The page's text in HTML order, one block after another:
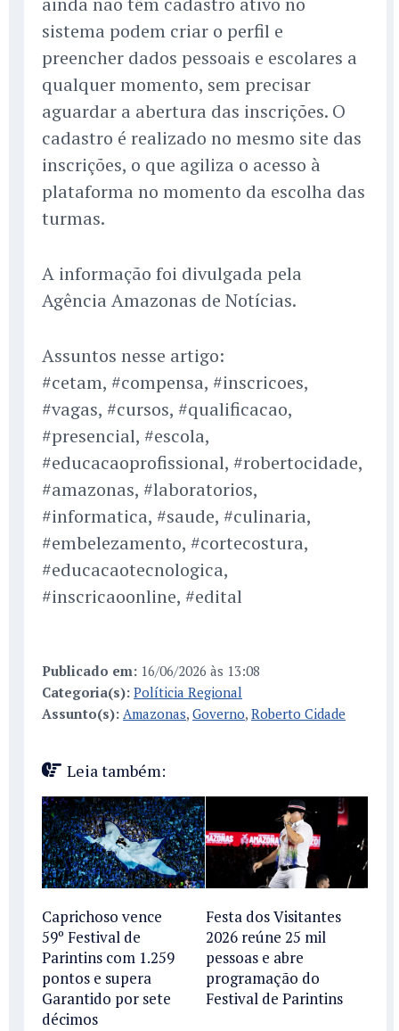
sistema podem criar o perfil e
preencher dados pessoais e escolares a
qualquer momento, sem precisar
aguardar a abertura das inscrições. O
cadastro é realizado no mesmo site das
inscrições, o que agiliza o acesso à
plataforma no momento da escolha das
turmas.
A informação foi divulgada pela
Agência Amazonas de Notícias.
Assuntos nesse artigo:
#cetam, #compensa, #inscricoes,
#vagas, #cursos, #qualificacao,
#presencial, #escola,
#educacaoprofissional, #robertocidade,
#amazonas, #laboratorios,
#informatica, #saude, #culinaria,
#embelezamento, #cortecostura,
#educacaotecnologica,
#inscricaoonline, #edital
Publicado em: 16/06/2026 às 13:08
Categoria(s): Políticia Regional
Assunto(s): Amazonas, Governo, Roberto Cidade
Leia também:
Caprichoso vence
59º Festival de
Parintins com 1.259
pontos e supera
Garantido por sete
décimos
Festa dos Visitantes
2026 reúne 25 mil
pessoas e abre
programação do
Festival de Parintins